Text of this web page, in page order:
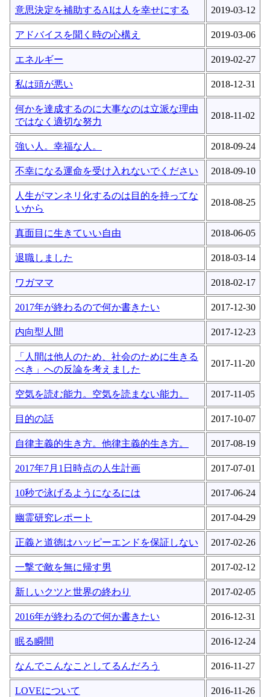
意思決定を補助するAIは人を幸せにする 2019-03-12
アドバイスを聞く時の心構え 2019-03-06
エネルギー 2019-02-27
私は頭が悪い 2018-12-31
何かを達成するのに大事なのは立派な理由
ではなく適切な努力
2018-11-02
強い人。幸福な人。 2018-09-24
不幸になる運命を受け入れないでください 2018-09-10
人生がマンネリ化するのは目的を持ってな
いから
2018-08-25
真面目に生きていい自由 2018-06-05
退職しました 2018-03-14
ワガママ 2018-02-17
2017年が終わるので何か書きたい 2017-12-30
内向型人間 2017-12-23
「人間は他人のため、社会のために生きる
べき」への反論を考えました
2017-11-20
空気を読む能力。空気を読まない能力。 2017-11-05
目的の話 2017-10-07
自律主義的生き方。他律主義的生き方。 2017-08-19
2017年7月1日時点の人生計画 2017-07-01
10秒で泳げるようになるには 2017-06-24
幽霊研究レポート 2017-04-29
正義と道徳はハッピーエンドを保証しない 2017-02-26
一撃で敵を無に帰す男 2017-02-12
新しいクツと世界の終わり 2017-02-05
2016年が終わるので何か書きたい 2016-12-31
眠る瞬間 2016-12-24
なんでこんなことしてるんだろう 2016-11-27
LOVEについて 2016-11-26